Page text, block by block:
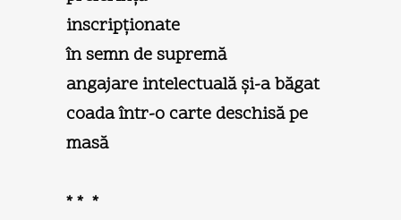
inscripționate
în semn de supremă
angajare intelectuală şi-a băgat
coada într-o carte deschisă pe
masă
* * *